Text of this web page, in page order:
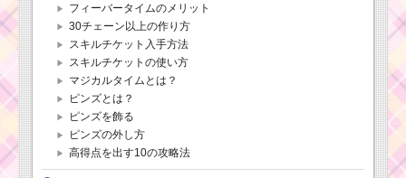
フィーバータイムのメリット
30チェーン以上の作り方
スキルチケット入手方法
スキルチケットの使い方
マジカルタイムとは？
ピンズとは？
ピンズを飾る
ピンズの外し方
高得点を出す10の攻略法